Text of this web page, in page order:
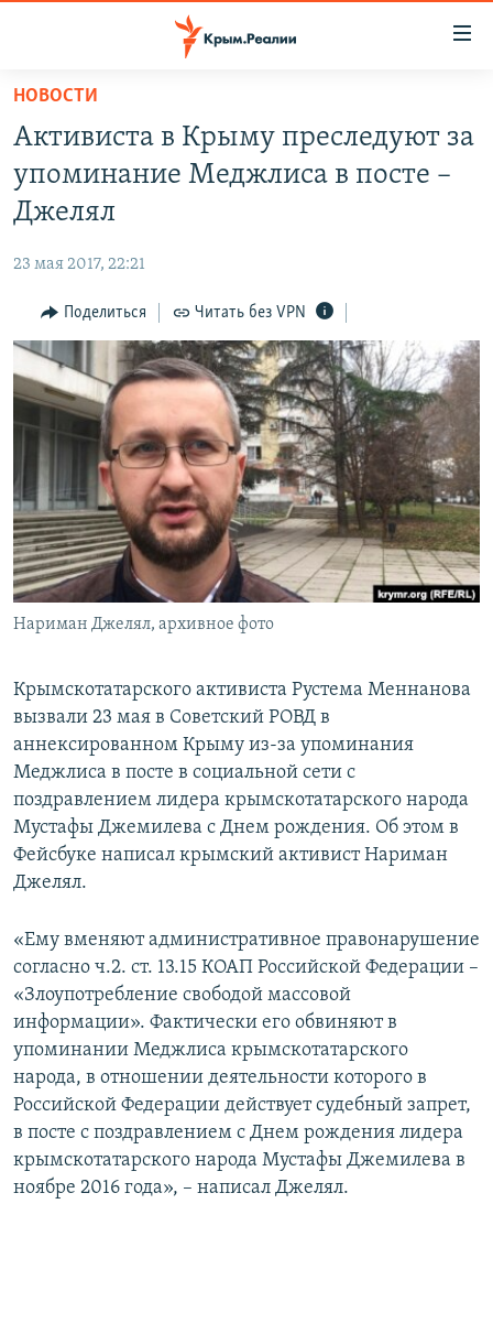
Вернуться
основному
содержанию
Вернутся
главной
Вернутся
поиску
11 ЛЕТ ОККУПАЦИИ КРЫМА. 11 ИСТОРИЙ СОПРОТИВЛЕНИЯ
ВОДА
ЕЩЕ
ИНТЕРАКТИВ
ИНФОГРАФИКА
ТЕЛЕПРОЕКТ КРЫМ.РЕАЛИИ
СОВЕТЫ ПРАВОЗАЩИТНИКОВ
ПРОПАВШИЕ БЕЗ ВЕСТИ
ПОБЕДИТЕЛЕЙ НЕ СУДЯТ?
КРЫМ.НЕПОКОРЕННЫЙ
ELIFBE
УКРАИНСКАЯ ПРОБЛЕМА КРЫМА
РАДІО СВОБОДА
КАК ОБОЙТИ БЛОКИРОВКУ
Українською
Qırımtatar
ПРИСОЕДИНЯЙТЕСЬ!
НОВОСТИ
Активиста в Крыму преследуют за
упоминание Меджлиса в посте –
Джелял
23 мая 2017, 22:21
Поделиться Читать без VPN
Нариман Джелял, архивное фото
Крымскотатарского активиста Рустема Меннанова
вызвали 23 мая в Советский РОВД в
аннексированном Крыму из-за упоминания
Меджлиса в посте в социальной сети с
поздравлением лидера крымскотатарского народа
Мустафы Джемилева с Днем рождения. Об этом в
Фейсбуке написал крымский активист Нариман
Джелял.
«Ему вменяют административное правонарушение
согласно ч.2. ст. 13.15 КОАП Российской Федерации –
«Злоупотребление свободой массовой
информации». Фактически его обвиняют в
упоминании Меджлиса крымскотатарского
народа, в отношении деятельности которого в
Российской Федерации действует судебный запрет,
в посте с поздравлением с Днем рождения лидера
крымскотатарского народа Мустафы Джемилева в
ноябре 2016 года», – написал Джелял.